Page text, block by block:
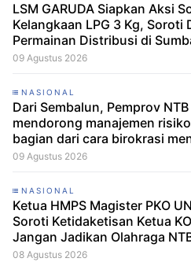
LSM GARUDA Siapkan Aksi
Kelangkaan LPG 3 Kg, Soroti
Permainan Distribusi di
09 Agustus 2026
NASIONAL
Dari Sembalun, Pemprov NTB
mendorong manajemen
bagian dari cara birokrasi
keputusan.
09 Agustus 2026
NASIONAL
Ketua HMPS Magister PKO
Soroti Ketidaketisan Ketua
Jangan Jadikan Olahraga
Arena Kepentingan Sesaat
08 Agustus 2026